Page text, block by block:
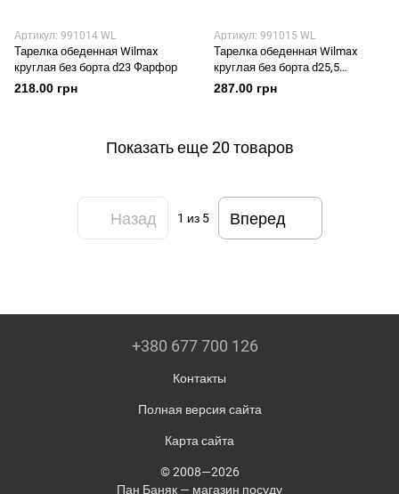
Артикул: 991014 WL
Тарелка обеденная Wilmax
круглая без борта d23 Фарфор
218.00 грн
Артикул: 991015 WL
Тарелка обеденная Wilmax
круглая без борта d25,5
Фарфор
287.00 грн
Показать еще 20 товаров
Назад 1 из 5 Вперед
+380 677 700 126
Контакты
Полная версия сайта
Карта сайта
© 2008—2026
Пан Баняк — магазин посуду